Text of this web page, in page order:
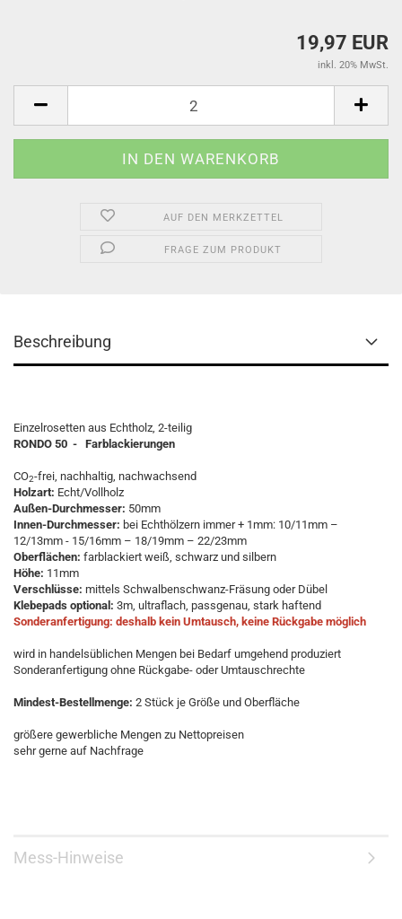
19,97 EUR
inkl. 20% MwSt.
AUF DEN MERKZETTEL
FRAGE ZUM PRODUKT
Beschreibung
Einzelrosetten aus Echtholz, 2-teilig
RONDO 50 - Farblackierungen
CO2-frei, nachhaltig, nachwachsend
Holzart: Echt/Vollholz
Außen-Durchmesser: 50mm
Innen-Durchmesser: bei Echthölzern immer + 1mm: 10/11mm –
12/13mm - 15/16mm – 18/19mm – 22/23mm
Oberflächen: farblackiert weiß, schwarz und silbern
Höhe: 11mm
Verschlüsse: mittels Schwalbenschwanz-Fräsung oder Dübel
Klebepads optional: 3m, ultraflach, passgenau, stark haftend
Sonderanfertigung: deshalb kein Umtausch, keine Rückgabe möglich
wird in handelsüblichen Mengen bei Bedarf umgehend produziert
Sonderanfertigung ohne Rückgabe- oder Umtauschrechte
Mindest-Bestellmenge: 2 Stück je Größe und Oberfläche
größere gewerbliche Mengen zu Nettopreisen
sehr gerne auf Nachfrage
Mess-Hinweise